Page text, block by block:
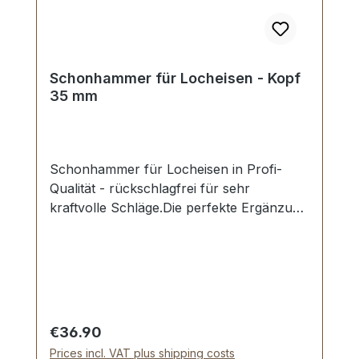
Schonhammer für Locheisen - Kopf
35 mm
Schonhammer für Locheisen in Profi-
Qualität - rückschlagfrei für sehr
kraftvolle Schläge.Die perfekte Ergänzung
maximaler
Festigkeit.Schwingungsdämpfender,
Regular price:
€36.90
Prices incl. VAT plus shipping costs